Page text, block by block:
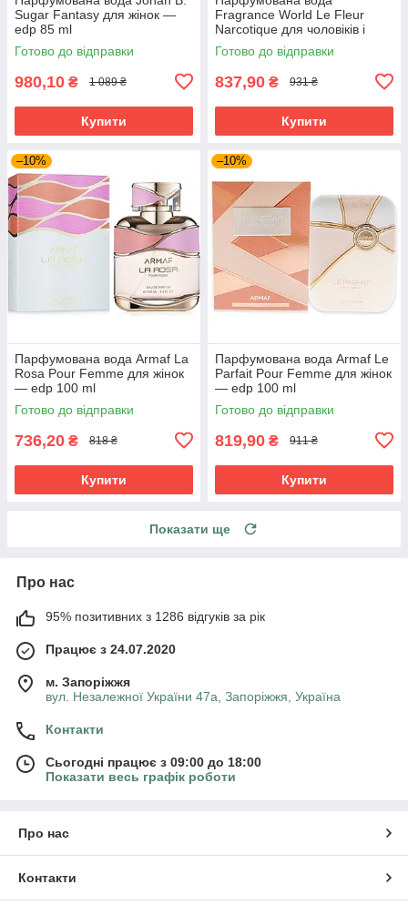
Sugar Fantasy для жінок —
edp 85 ml
Готово до відправки
980,10 ₴ 1 089 ₴
Купити
Fragrance World Le Fleur
Narcotique для чоловіків і
жінок edp 100 ml
Готово до відправки
837,90 ₴ 931 ₴
Купити
–10%
Парфумована вода Armaf La
Rosa Pour Femme для жінок
— edp 100 ml
Готово до відправки
736,20 ₴ 818 ₴
Купити
–10%
Парфумована вода Armaf Le
Parfait Pour Femme для жінок
— edp 100 ml
Готово до відправки
819,90 ₴ 911 ₴
Купити
Показати ще
Про нас
95% позитивних з 1286 відгуків за рік
Працює з 24.07.2020
м. Запоріжжя
вул. Незалежної України 47а, Запоріжжя, Україна
Контакти
Сьогодні працює з 09:00 до 18:00
Показати весь графік роботи
Про нас
Контакти